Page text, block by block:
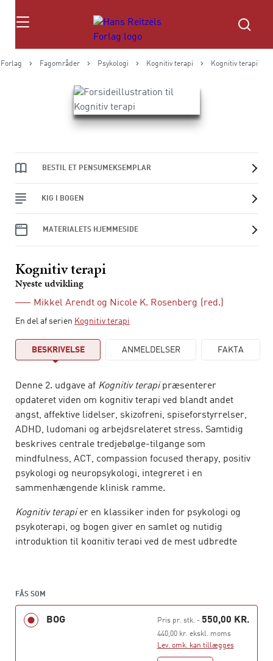
Søg
Fagområder Psykologi Kognitiv terapi Kognitiv terapi
BESTIL ET PENSUMEKSEMPLAR
KIG I BOGEN
MATERIALETS HJEMMESIDE
Kognitiv terapi
Nyeste udvikling
Mikkel Arendt og Nicole K. Rosenberg (red.)
En del af serien Kognitiv terapi
BESKRIVELSE ANMELDELSER FAKTA
Denne 2. udgave af Kognitiv terapipræsenterer
opdateret viden om kognitiv terapi ved blandt andet
angst, affektive lidelser, skizofreni, spiseforstyrrelser,
ADHD, ludomani og arbejdsrelateret stress. Samtidig
beskrives centrale tredjebølge-tilgange som
mindfulness, ACT, compassion focused therapy, positiv
psykologi og neuropsykologi, integreret i en
sammenhængende klinisk ramme.
Kognitiv terapier en klassiker inden for psykologi og
psykoterapi, og bogen giver en samlet og nutidig
introduktion til kognitiv terapi ved de mest udbredte
lærebog for studerende og et solidt referenceværk for
praktikere inden for blandt andet psykologi og
FÅS SOM
BOG Pris pr. stk.- 550,00 KR.
440,00 kr. ekskl. moms
Lev. omk. kan tillægges